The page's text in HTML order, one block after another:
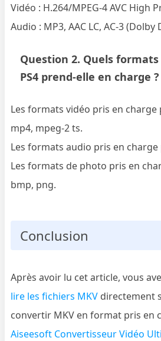
Vidéo : H.264/MPEG-4 AVC High
Audio : MP3, AAC LC, AC-3 (Dolby
Question 2. Quels
PS4 prend-elle en charge ?
Les formats vidéo pris en charge
mp4, mpeg-2 ts.
Les formats audio pris en charge
Les formats de photo pris en
bmp, png.
Conclusion
Après avoir lu cet article, vous
lire les fichiers MKV directement
convertir MKV en format pris en
Aiseesoft Convertisseur Vidéo